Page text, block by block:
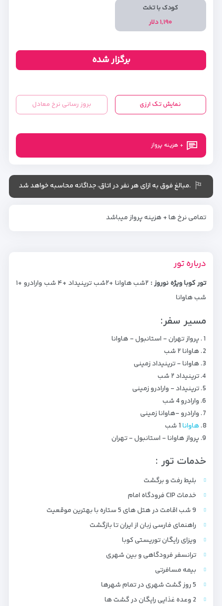
کودک با تخت
۱,۱۹۰ دلار
برگزار شده
نمایش تک ارزی بروز رسانی نرخ معادل
+ هزینه پرواز
.مبالغ فوق به ازای هر نفر در اتاق، جداگانه محاسبه خواهد شد
تمامی نرخ ها + هزینه پرواز میباشد
درباره تور
تور کوبا ویژه نوروز :
۲شب هاوانا +۲شب ترینیداد +۴ شب وارادرو +۱
شب هاوانا
مسیر سفر:
پرواز تهران - استانبول - هاوانا
هاوانا ۲ شب
هاوانا - ترينيداد زمینی
ترینیداد ۲ شب
ترینیداد - وارادرو زمینی
وارادرو 4 شب
وارادرو -هاوانا زمینی
هاوانا
پرواز هاوانا - استانبول - تهران
خدمات تور :
بلیط رفت و برگشت
خدمات CIP فرودگاه امام
9 شب اقامت در هتل های 5 ستاره با بهترین موقعیت
راهنمای فارسی زبان از ایران تا بازگشت
ویزای رایگان توریستی کوبا
ترانسفر فرودگاهی و بین شهری
بیمه مسافرتی
5 روز گشت شهری در تمام شهرها
2 وعده غذایی رایگان در گشت ها